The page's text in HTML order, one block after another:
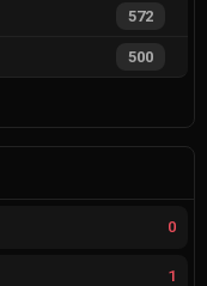
572
500
0
1